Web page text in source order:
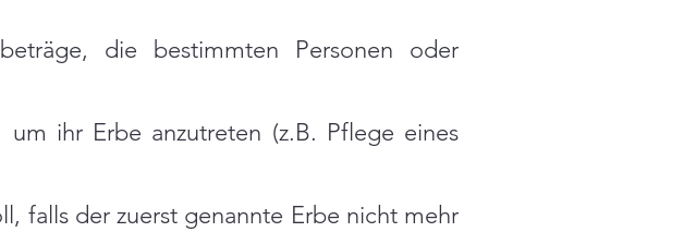
die bestimmten Personen oder
ihr Erbe anzutreten (z.B. Pflege eines
falls der zuerst genannte Erbe nicht mehr